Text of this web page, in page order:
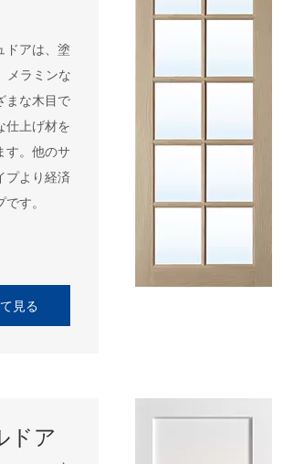
ドアは、塗
メラミンな
まな木目で
仕上げ材を
す。他のサ
プより経済
す。
見る
ドア